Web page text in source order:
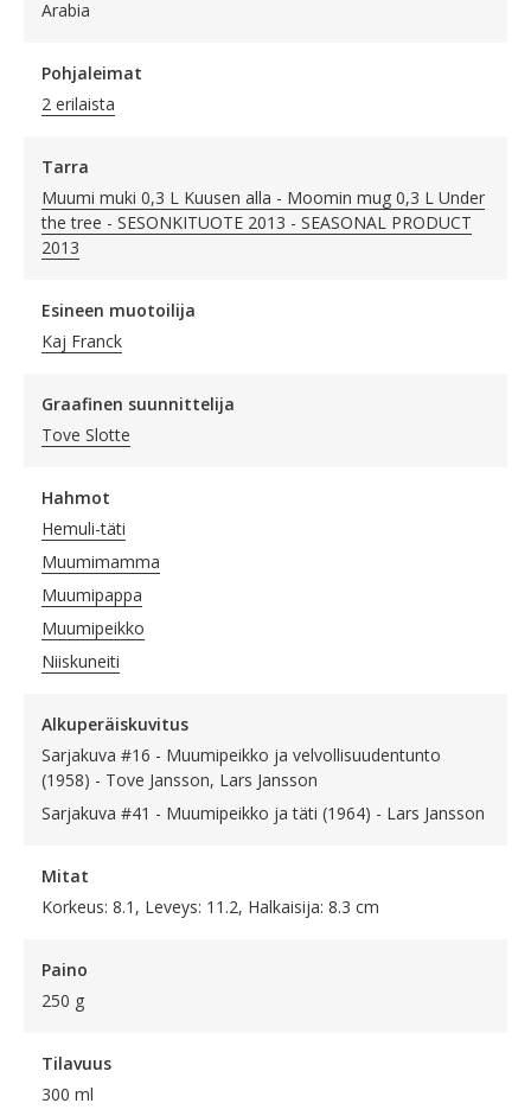
Arabia
Pohjaleimat
2 erilaista
Tarra
Muumi muki 0,3 L Kuusen alla - Moomin mug 0,3 L Under
the tree - SESONKITUOTE 2013 - SEASONAL PRODUCT
2013
Esineen muotoilija
Kaj Franck
Graafinen suunnittelija
Tove Slotte
Hahmot
Hemuli-täti
Muumimamma
Muumipappa
Muumipeikko
Niiskuneiti
Alkuperäiskuvitus
Sarjakuva #16 - Muumipeikko ja velvollisuudentunto
(1958) - Tove Jansson, Lars Jansson
Sarjakuva #41 - Muumipeikko ja täti (1964) - Lars Jansson
Mitat
Korkeus: 8.1, Leveys: 11.2, Halkaisija: 8.3 cm
Paino
250 g
Tilavuus
300 ml